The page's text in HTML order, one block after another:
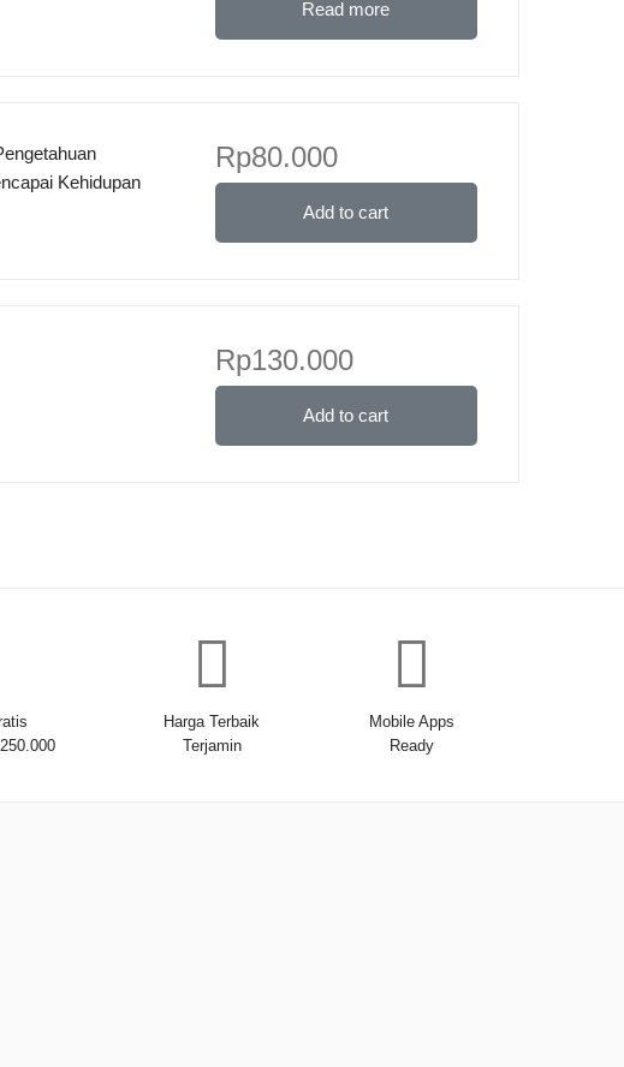
Read more
Kehidupan
Rp80.000
Add to cart
Rp130.000
Add to cart
Harga Terbaik
Terjamin
Mobile Apps
Ready